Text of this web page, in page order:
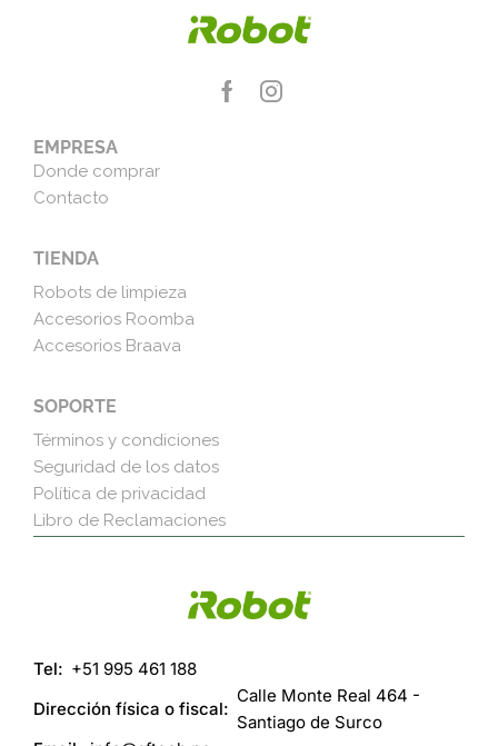
EMPRESA
Donde comprar
Contacto
TIENDA
Robots de limpieza
Accesorios Roomba
Accesorios Braava
SOPORTE
Términos y condiciones
Seguridad de los datos
Política de privacidad
Libro de Reclamaciones
Tel: +51 995 461 188
Dirección física o fiscal:
Calle Monte Real 464 -
Santiago de Surco